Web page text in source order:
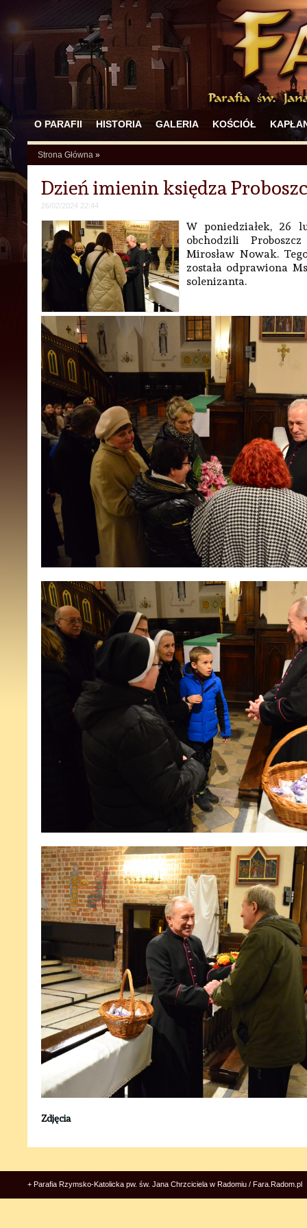
O PARAFII HISTORIA GALERIA KOŚCIÓŁ
Strona Główna »
Dzień imienin księdza
26/02/2024 22:44
W poniedziałek, 26
obchodzili
Mirosław Nowak.
została odprawiona
solenizanta.
Zdjęcia
+ Parafia Rzymsko-Katolicka pw. św. Jana Chrzciciela w Radomiu / Fara.Radom.pl